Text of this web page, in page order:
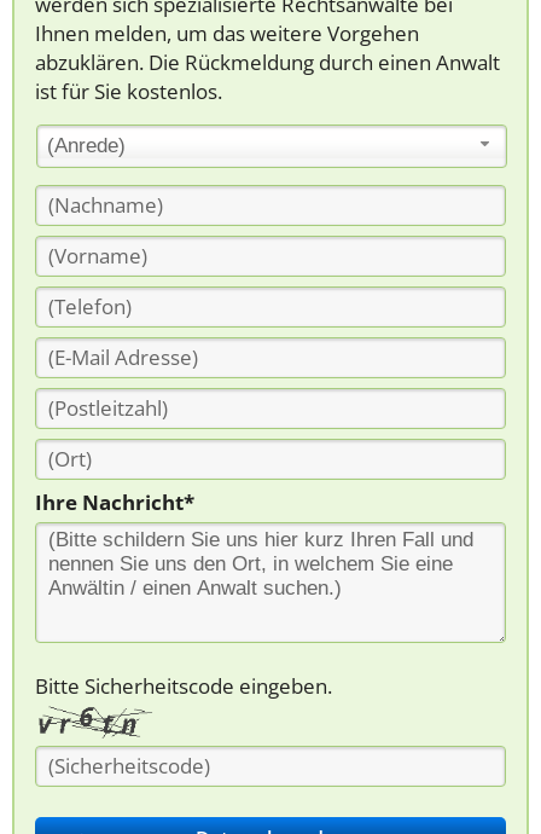
Ihnen melden, um das weitere Vorgehen
abzuklären. Die Rückmeldung durch einen Anwalt
ist für Sie kostenlos.
(Anrede)
Ihre Nachricht*
Bitte Sicherheitscode eingeben.